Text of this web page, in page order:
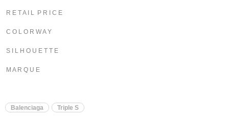
R E T A I L P R I C E
C O L O R W A Y
S I L H O U E T T E
M A R Q U E
Balenciaga Triple S